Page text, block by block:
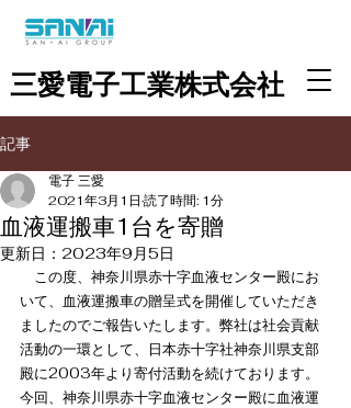
三愛電子工業株式会社
記事
血液運搬車1台を寄贈
電子 三愛
2021年3月1日 読了時間: 1分
更新日： 2023年9月5日
この度、神奈川県赤十字血液センター殿にお
いて、血液運搬車の贈呈式を開催していただき
ましたのでご報告いたします。弊社は社会貢献
活動の一環として、日本赤十字社神奈川県支部
殿に2003年より寄付活動を続けております。
今回、神奈川県赤十字血液センター殿に血液運